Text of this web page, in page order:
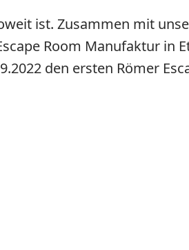
ist. Zusammen mit
Room Manufaktur in
den ersten Römer